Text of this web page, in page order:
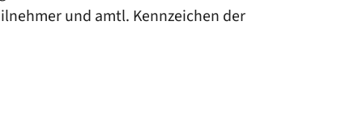
und amtl. Kennzeichen der